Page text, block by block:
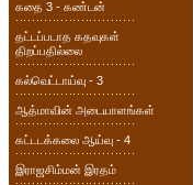
கதை 3 - கண்டன்
தட்டப்படாத கதவுகள்
திறப்பதில்லை
கல்வெட்டாய்வு - 3
ஆத்மாவின் அடையாளங்கள்
கட்டடக்கலை ஆய்வு - 4
இராஜசிம்மன் இரதம்